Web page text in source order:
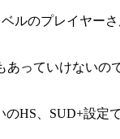
ルのプレイヤーさ
っていけないの
HS、SUD+設定で